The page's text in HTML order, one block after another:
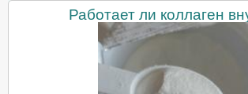
Работает ли коллаген